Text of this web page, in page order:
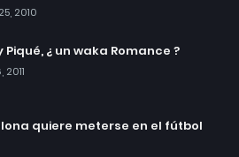
2010
Piqué, ¿ un waka Romance ?
2011
quiere meterse en el fútbol